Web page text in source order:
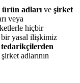
ürün adları ve şirket
veya
hiçbir
bir yasal ilişkimiz
adlarının